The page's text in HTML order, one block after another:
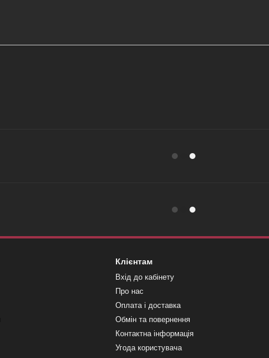
Клієнтам
Вхід до кабінету
Про нас
Оплата і доставка
Обмін та повернення
Контактна інформація
Угода користувача